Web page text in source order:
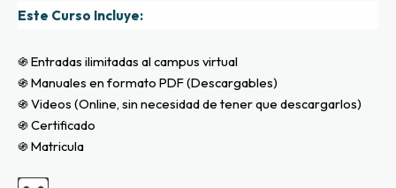
Este Curso Incluye:
֍ Entradas ilimitadas al campus virtual
֍ Manuales en formato PDF (Descargables)
֍ Videos (Online, sin necesidad de tener que descargarlos)
֍ Certificado
֍ Matricula